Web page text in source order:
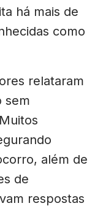
há mais de
como
relataram
sem
além de
de
respostas